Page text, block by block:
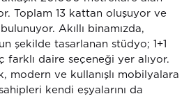
Toplam 13 kattan oluşuyor ve
Akıllı binamızda,
şekilde tasarlanan stüdyo; 1+1
farklı daire seçeneği yer alıyor.
modern ve kullanışlı mobilyalara
kendi eşyalarını da